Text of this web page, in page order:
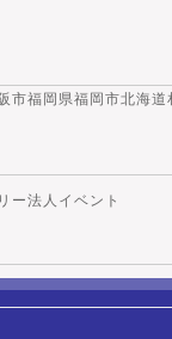
市福岡県福岡市北海道
ー法人イベント